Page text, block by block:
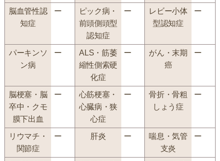
脳血管性認
知症
ー
ピック病・
前頭側頭型
認知症
ー
レビー小体
型認知症
ー
パーキンソ
ン病
ー
ALS・筋萎
縮性側索硬
化症
ー
がん・末期
癌
ー
脳梗塞・脳
卒中・クモ
膜下出血
ー
心筋梗塞・
心臓病・狭
心症
ー
骨折・骨粗
しょう症
ー
リウマチ・
関節症
ー 肝炎 ー
喘息・気管
支炎
ー